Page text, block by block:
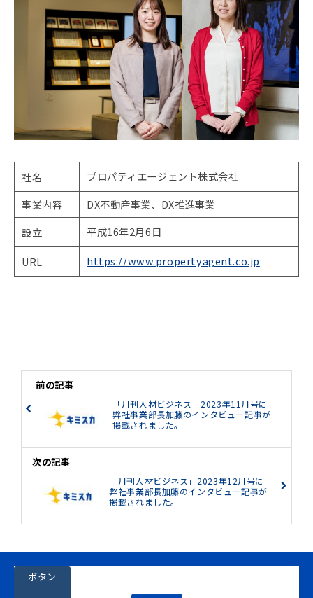
社名
プロパティエージェント株式会社
事業内容
DX不動産事業、DX推進事業
設立
平成16年2月6日
URL https://www.propertyagent.co.jp
前の記事
「月刊人材ビジネス」2023年11月号に
弊社事業部長加藤のインタビュー記事が
掲載されました。
次の記事
「月刊人材ビジネス」2023年12月号に
弊社事業部長加藤のインタビュー記事が
掲載されました。
ボタン